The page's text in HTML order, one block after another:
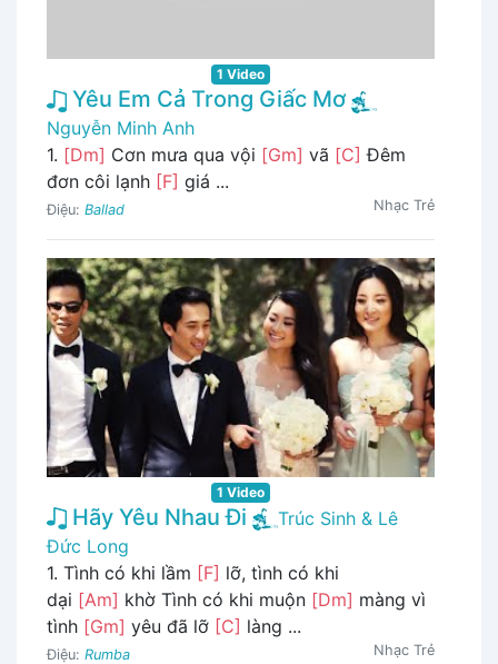
1 Video
Yêu Em Cả Trong Giấc Mơ
Nguyễn Minh Anh
1. [Dm] Cơn mưa qua vội [Gm] vã [C] Đêm
đơn côi lạnh [F] giá ...
Điệu: Ballad Nhạc Trẻ
1 Video
Hãy Yêu Nhau Đi
Trúc Sinh & Lê
Đức Long
1. Tình có khi lầm [F] lỡ, tình có khi
dại [Am] khờ Tình có khi muộn [Dm] màng vì
tình [Gm] yêu đã lỡ [C] làng ...
Điệu: Rumba Nhạc Trẻ